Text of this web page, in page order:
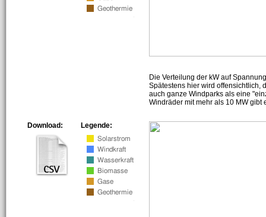
Die Verteilung der kW auf
Spätestens hier wird offensichtlich,
auch ganze Windparks als eine
Windräder mit mehr als 10 MW gibt
Legende:
Download: